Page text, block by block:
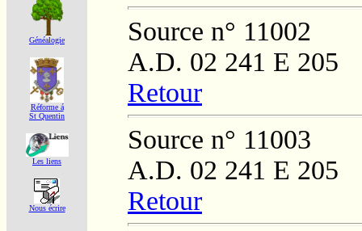
Généalogie
Réforme á
St Quentin
Les liens
Nous écrire
Source n° 11002
A.D. 02 241 E 205
Retour
Source n° 11003
A.D. 02 241 E 205
Retour